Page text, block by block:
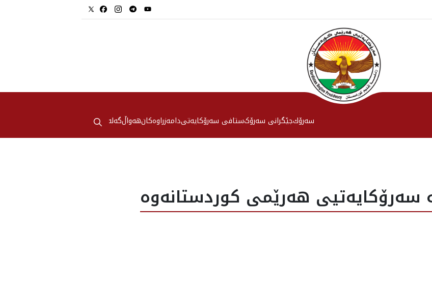
سەرۆكجێگرانی سه‌رۆکستافی سەرۆکایەتیدامەزراوەکانهه‌واڵگەلەری
⚲
سه‌رۆكايه‌تيى هه‌رێمى كوردستانه‌وه‌